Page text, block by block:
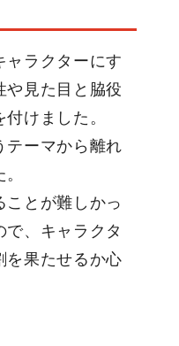
ラクターにす
や見た目と脇役
けました。
テーマから離れ
とが難しかっ
で、キャラクタ
を果たせるか心